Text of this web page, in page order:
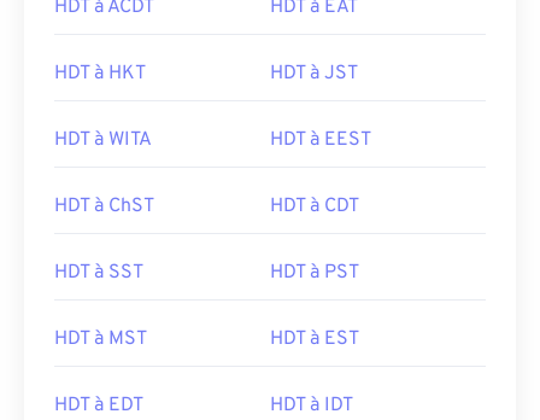
HDT à ACDT HDT à EAT
HDT à HKT HDT à JST
HDT à WITA HDT à EEST
HDT à ChST HDT à CDT
HDT à SST HDT à PST
HDT à MST HDT à EST
HDT à EDT HDT à IDT